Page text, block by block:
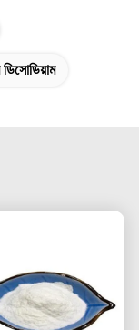
ডিসোডিয়াম